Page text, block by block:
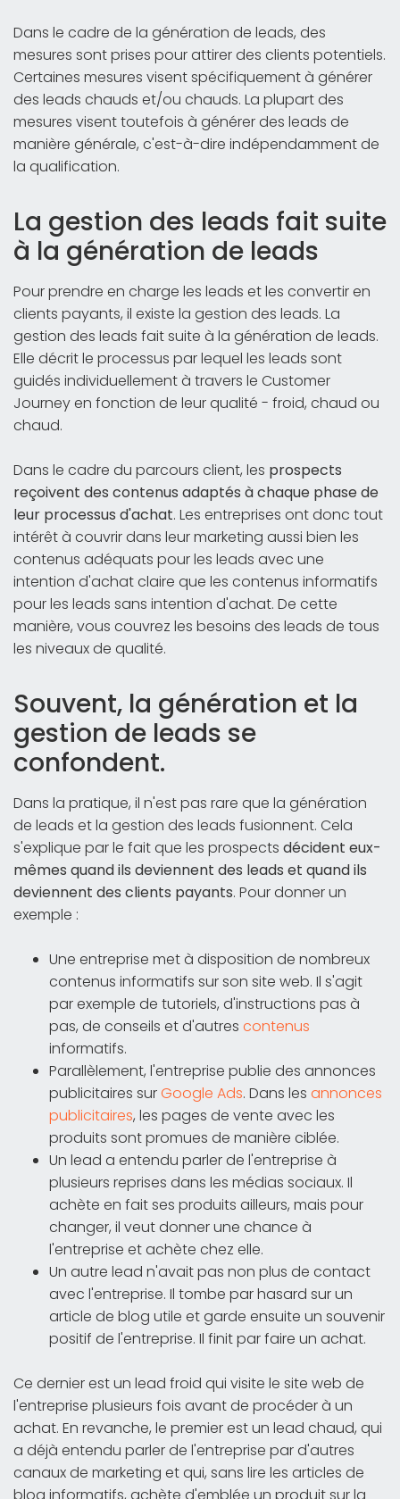
Dans le cadre de la génération de leads, des
mesures sont prises pour attirer des clients potentiels.
Certaines mesures visent spécifiquement à générer
des leads chauds et/ou chauds. La plupart des
mesures visent toutefois à générer des leads de
manière générale, c'est-à-dire indépendamment de
la qualification.
La gestion des leads fait suite
à la génération de leads
Pour prendre en charge les leads et les convertir en
clients payants, il existe la gestion des leads. La
gestion des leads fait suite à la génération de leads.
Elle décrit le processus par lequel les leads sont
guidés individuellement à travers le Customer
Journey en fonction de leur qualité - froid, chaud ou
chaud.
Dans le cadre du parcours client, les prospects
reçoivent des contenus adaptés à chaque phase de
leur processus d'achat. Les entreprises ont donc tout
intérêt à couvrir dans leur marketing aussi bien les
contenus adéquats pour les leads avec une
intention d'achat claire que les contenus informatifs
pour les leads sans intention d'achat. De cette
manière, vous couvrez les besoins des leads de tous
les niveaux de qualité.
Souvent, la génération et la
gestion de leads se
confondent.
Dans la pratique, il n'est pas rare que la génération
de leads et la gestion des leads fusionnent. Cela
s'explique par le fait que les prospects décident eux-
mêmes quand ils deviennent des leads et quand ils
deviennent des clients payants. Pour donner un
exemple :
Une entreprise met à disposition de nombreux
contenus informatifs sur son site web. Il s'agit
par exemple de tutoriels, d'instructions pas à
pas, de conseils et d'autres contenus
informatifs.
Parallèlement, l'entreprise publie des annonces
publicitaires surGoogle Ads. Dans les annonces
publicitaires, les pages de vente avec les
produits sont promues de manière ciblée.
Un lead a entendu parler de l'entreprise à
plusieurs reprises dans les médias sociaux. Il
achète en fait ses produits ailleurs, mais pour
changer, il veut donner une chance à
l'entreprise et achète chez elle.
Un autre lead n'avait pas non plus de contact
avec l'entreprise. Il tombe par hasard sur un
article de blog utile et garde ensuite un souvenir
positif de l'entreprise. Il finit par faire un achat.
Ce dernier est un lead froid qui visite le site web de
l'entreprise plusieurs fois avant de procéder à un
achat. En revanche, le premier est un lead chaud, qui
a déjà entendu parler de l'entreprise par d'autres
canaux de marketing et qui, sans lire les articles de